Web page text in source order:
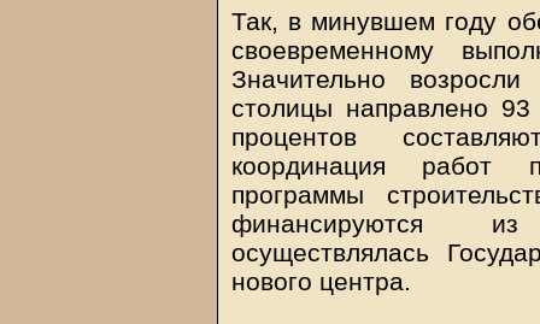
Так, в минувшем году
своевременному
Значительно
столицы направлено
процентов
координация работ
программы
финансируются из
осуществлялась
нового центра.